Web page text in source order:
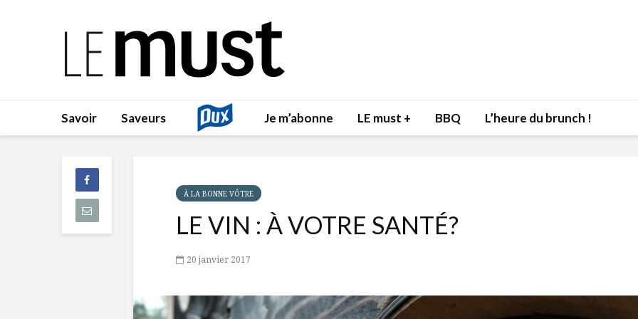
Savoir Saveurs Je m’abonne LE must + BBQ L’heure du brunch !
À LA BONNE VÔTRE
LE VIN : À VOTRE SANTÉ?
20 janvier 2017
Inspiration du Chef
4 février 2022